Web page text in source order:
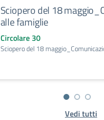
Sciopero del 18
alle famiglie
Circolare 30
Sciopero del 18
Vedi tutti